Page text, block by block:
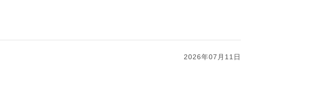
2026年07月11日